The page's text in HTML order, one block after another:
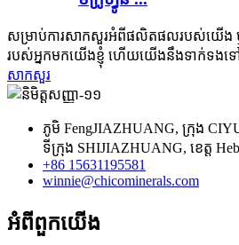
សម្រាប់ការសាកសួរអំពីផលិតផលរបស់យើង
របស់អ្នកមកយើងខ្ញុំ ហើយយើងនឹងទាក់ទងទ
សាកសួរ
ភូមិ FengJIAZHUANG, ក្រុង
ទីក្រុង SHIJIAZHUANG, ខេត្ត
+86 15631195581
winnie@chicominerals.com
អំពីពួកយើង